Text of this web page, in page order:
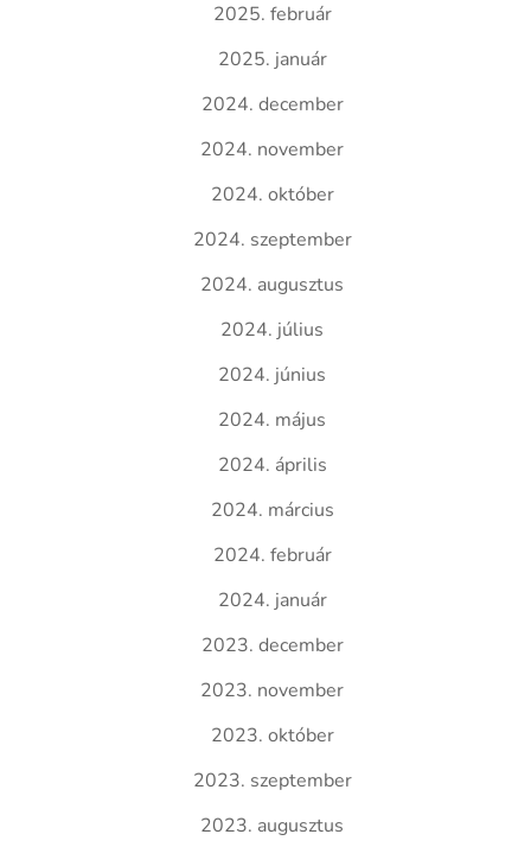
2025. február
2025. január
2024. december
2024. november
2024. október
2024. szeptember
2024. augusztus
2024. július
2024. június
2024. május
2024. április
2024. március
2024. február
2024. január
2023. december
2023. november
2023. október
2023. szeptember
2023. augusztus